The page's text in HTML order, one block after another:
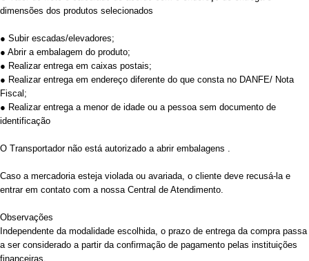
dimensões dos produtos selecionados
● Subir escadas/elevadores;
● Abrir a embalagem do produto;
● Realizar entrega em caixas postais;
● Realizar entrega em endereço diferente do que consta no DANFE/ Nota
Fiscal;
● Realizar entrega a menor de idade ou a pessoa sem documento de
identificação
O Transportador não está autorizado a abrir embalagens .
Caso a mercadoria esteja violada ou avariada, o cliente deve recusá-la e
entrar em contato com a nossa Central de Atendimento.
Observações
Independente da modalidade escolhida, o prazo de entrega da compra passa
a ser considerado a partir da confirmação de pagamento pelas instituições
financeiras.